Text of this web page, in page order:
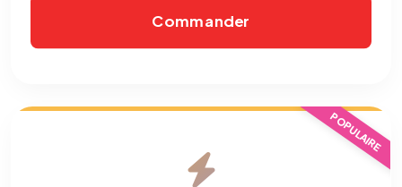
Commander
POPULAIRE
Nous aident à comprendre comment vous utilisez le site
(pages visitées, durée de visite) pour l'améliorer. Données
anonymisées via Google Analytics.